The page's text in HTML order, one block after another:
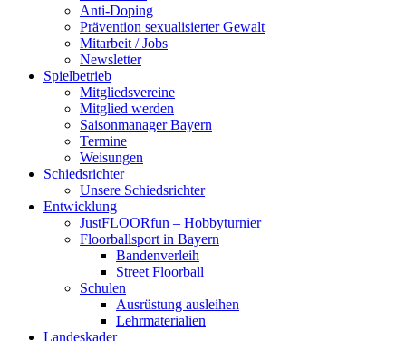
Anti-Doping
Prävention sexualisierter Gewalt
Mitarbeit / Jobs
Newsletter
Spielbetrieb
Mitgliedsvereine
Mitglied werden
Saisonmanager Bayern
Termine
Weisungen
Schiedsrichter
Unsere Schiedsrichter
Entwicklung
JustFLOORfun – Hobbyturnier
Floorballsport in Bayern
Bandenverleih
Street Floorball
Schulen
Ausrüstung ausleihen
Lehrmaterialien
Landeskader